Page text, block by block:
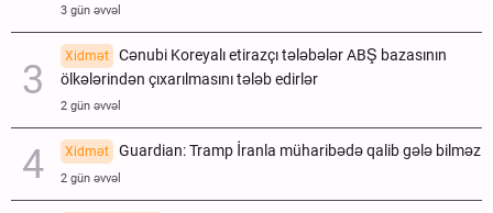
3 gün əvvəl
Xidmət
Cənubi Koreyalı etirazçı tələbələr ABŞ bazasının
ölkələrindən çıxarılmasını tələb edirlər
2 gün əvvəl
Xidmət Guardian: Tramp İranla müharibədə qalib gələ bilməz
2 gün əvvəl